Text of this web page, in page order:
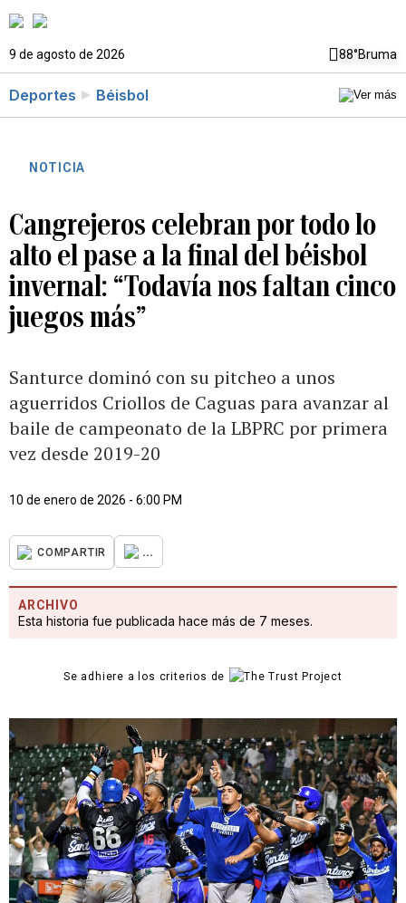
9 de agosto de 2026 88°Bruma
Deportes Béisbol
NOTICIA
Cangrejeros celebran por todo lo
alto el pase a la final del béisbol
invernal: “Todavía nos faltan cinco
juegos más”
Santurce dominó con su pitcheo a unos
aguerridos Criollos de Caguas para avanzar al
baile de campeonato de la LBPRC por primera
vez desde 2019-20
10 de enero de 2026 - 6:00 PM
COMPARTIR ...
ARCHIVO
Esta historia fue publicada hace más de 7 meses.
Se adhiere a los criterios de